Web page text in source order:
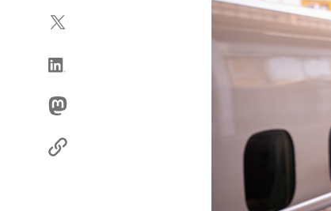
Sie
Internet